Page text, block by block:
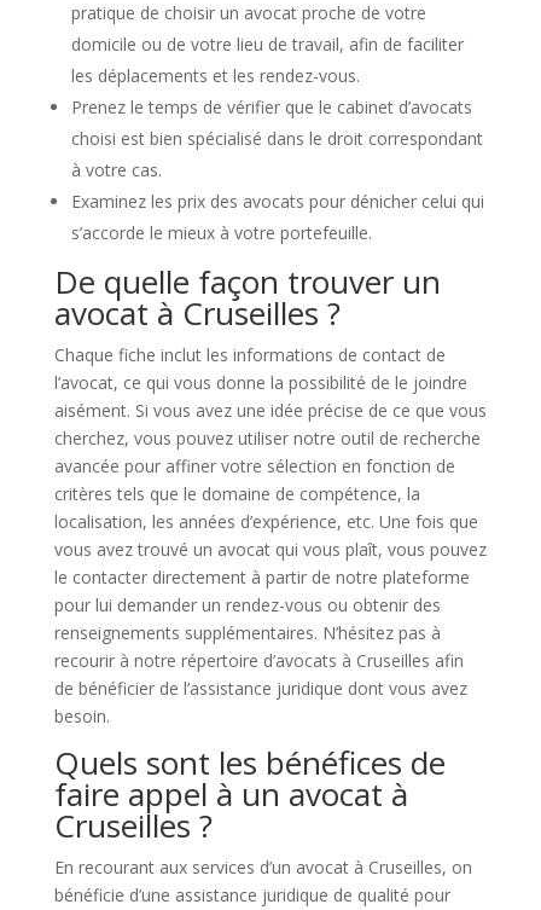
pratique de choisir un avocat proche de votre
domicile ou de votre lieu de travail, afin de faciliter
les déplacements et les rendez-vous.
Prenez le temps de vérifier que le cabinet d’avocats
choisi est bien spécialisé dans le droit correspondant
à votre cas.
Examinez les prix des avocats pour dénicher celui qui
s’accorde le mieux à votre portefeuille.
De quelle façon trouver un
avocat à Cruseilles ?
Chaque fiche inclut les informations de contact de
l’avocat, ce qui vous donne la possibilité de le joindre
aisément. Si vous avez une idée précise de ce que vous
cherchez, vous pouvez utiliser notre outil de recherche
avancée pour affiner votre sélection en fonction de
critères tels que le domaine de compétence, la
localisation, les années d’expérience, etc. Une fois que
vous avez trouvé un avocat qui vous plaît, vous pouvez
le contacter directement à partir de notre plateforme
pour lui demander un rendez-vous ou obtenir des
renseignements supplémentaires. N’hésitez pas à
recourir à notre répertoire d’avocats à Cruseilles afin
de bénéficier de l’assistance juridique dont vous avez
besoin.
Quels sont les bénéfices de
faire appel à un avocat à
Cruseilles ?
En recourant aux services d’un avocat à Cruseilles, on
bénéficie d’une assistance juridique de qualité pour